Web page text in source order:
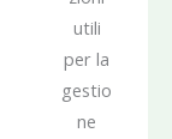
utili
per la
gestio
ne